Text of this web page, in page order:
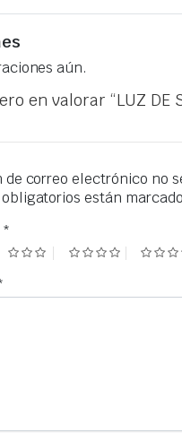
aún.
en valorar “LUZ DE
de correo electrónico no
están
*